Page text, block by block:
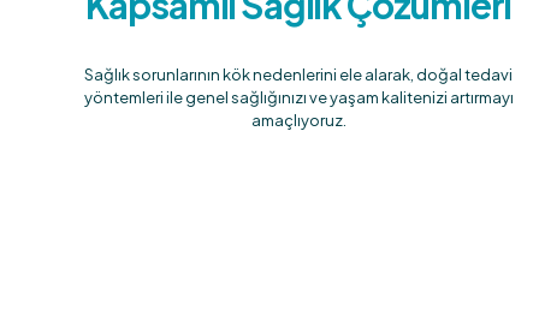
Sağlık sorunlarının kök nedenlerini ele alarak, doğal tedavi
yöntemleri ile genel sağlığınızı ve yaşam kalitenizi artırmayı
amaçlıyoruz.